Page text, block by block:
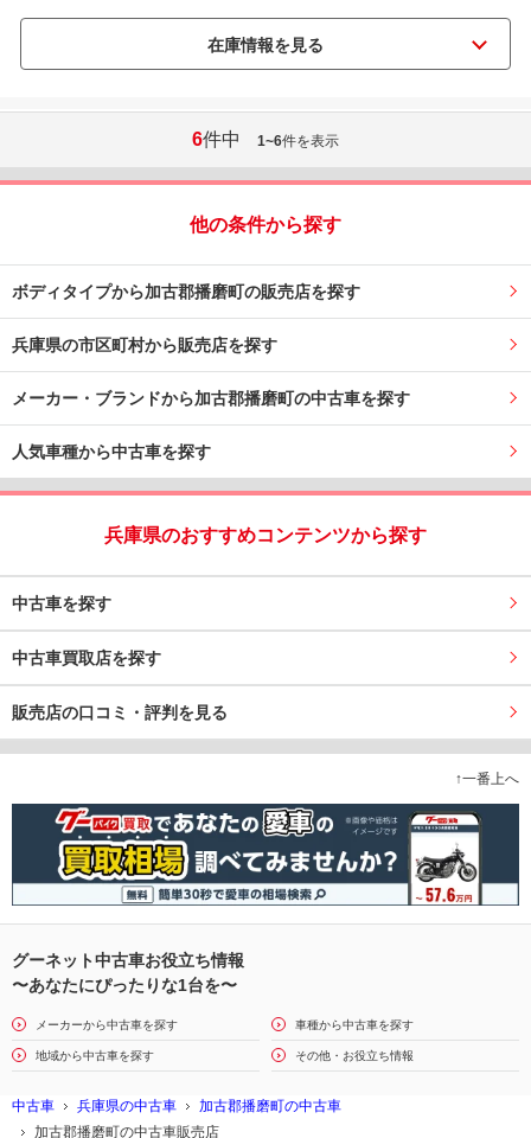
6件中 1~6件を表示
他の条件から探す
ボディタイプから加古郡播磨町の販売店を探す
兵庫県の市区町村から販売店を探す
メーカー・ブランドから加古郡播磨町の中古車を探す
人気車種から中古車を探す
兵庫県のおすすめコンテンツから探す
中古車を探す
中古車買取店を探す
販売店の口コミ・評判を見る
↑一番上へ
グーネット中古車お役立ち情報
〜あなたにぴったりな1台を〜
メーカーから中古車を探す 車種から中古車を探す
地域から中古車を探す その他・お役立ち情報
中古車 兵庫県の中古車
加古郡播磨町の中古車
加古郡播磨町の中古車販売店